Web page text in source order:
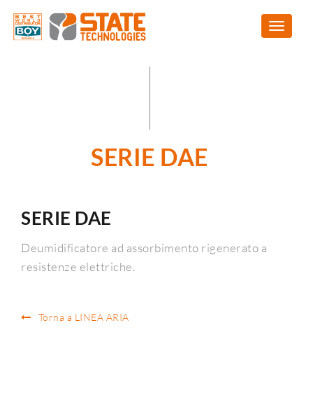
SERIE DAE
SERIE DAE
Deumidificatore ad assorbimento rigenerato a
resistenze elettriche.
Torna a LINEA ARIA